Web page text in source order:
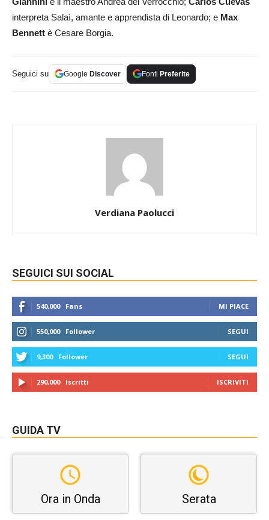
interpreta Salaì, amante e apprendista di Leonardo; e Max
Bennett è Cesare Borgia.
Seguici su Google Discover Fonti Preferite
Verdiana Paolucci
SEGUICI SUI SOCIAL
540,000 Fans MI PIACE
550,000 Follower SEGUI
9,300 Follower SEGUI
290,000 Iscritti ISCRIVITI
GUIDA TV
Ora in Onda Serata